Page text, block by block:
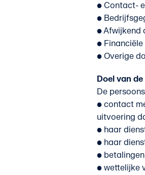
• Contact-
•
• Afwijkend
• Financiële
• Overige
Doel van
De
• contact
uitvoering
• haar
• haar
•
• wettelijke